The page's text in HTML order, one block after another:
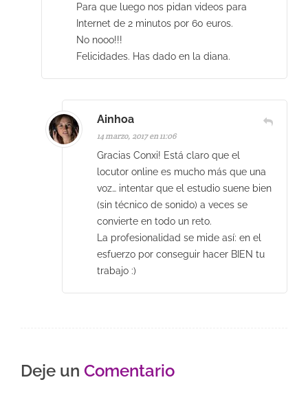
Para que luego nos pidan videos para
Internet de 2 minutos por 60 euros.
No nooo!!!
Felicidades. Has dado en la diana.
Ainhoa
14 marzo, 2017 en 11:06
Gracias Conxi! Está claro que el
locutor online es mucho más que una
voz… intentar que el estudio suene bien
(sin técnico de sonido) a veces se
convierte en todo un reto.
La profesionalidad se mide así: en el
esfuerzo por conseguir hacer BIEN tu
trabajo :)
Deje un Comentario